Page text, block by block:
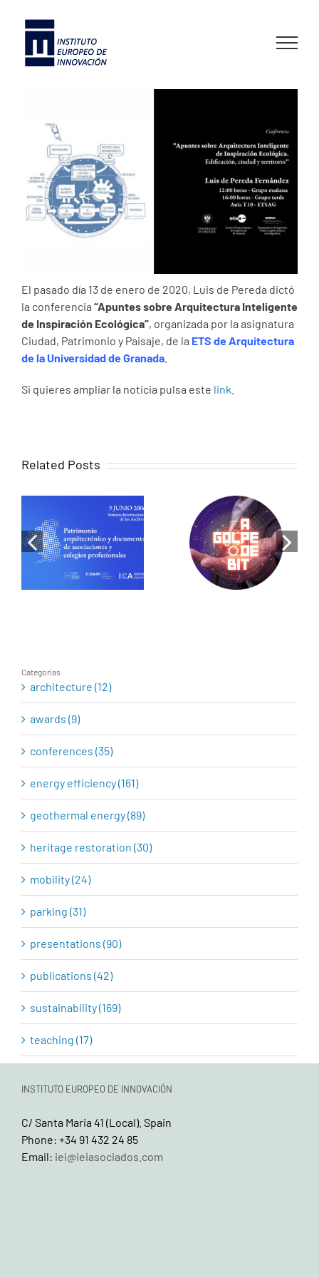
content
El pasado día 13 de enero de 2020, Luis de Pereda dictó
la conferencia “Apuntes sobre Arquitectura Inteligente
de Inspiración Ecológica”, organizada por la asignatura
Ciudad, Patrimonio y Paisaje, de la ETS de Arquitectura
de la Universidad de Granada
Si quieres ampliar la noticia pulsa este link
Related Posts
When memory
becomes
Historical
research as a
tool for
Luis de Pereda
on RNE: Cities
that share
energy, the
revolution has
Categorías
architecture (12)
awards (9)
conferences (35)
energy efficiency (161)
geothermal energy (89)
heritage restoration (30)
mobility (24)
parking (31)
presentations (90)
publications (42)
sustainability (169)
teaching (17)
INSTITUTO EUROPEO DE INNOVACIÓN
C/ Santa Maria 41 (Local). Spain
Phone: +34 91 432 24 85
Email: iei@ieiasociados.com